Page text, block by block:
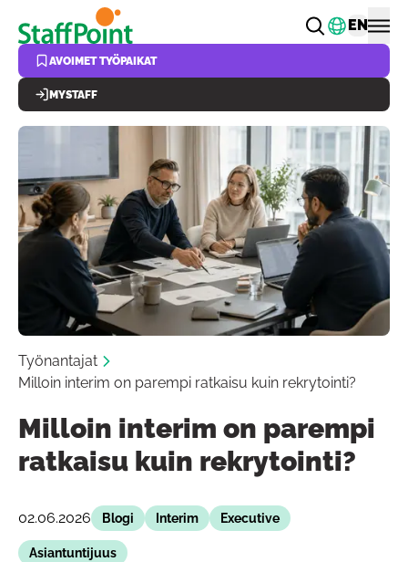
Hyppää pääsisältöön Vaihda
EN
AVOIMET TYÖPAIKAT
MYSTAFF
Työnantajat
Milloin interim on parempi ratkaisu kuin rekrytointi?
Milloin interim on parempi
ratkaisu kuin rekrytointi?
02.06.2026 Blogi Interim Executive
Asiantuntijuus